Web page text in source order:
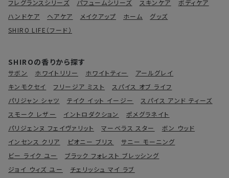
フレグランスシリーズ パフュームシリーズ スキンケア
ボディケア
ハンドケア
ヘアケア メイクアップ ホーム
グッズ
SHIRO LIFE（フード）
SHIROの香りから探す
サボン ホワイトリリー ホワイトティー
アールグレイ
キンモクセイ
フリージア ミスト
スパイス オブ ライフ
パリジャン シャツ
テイク イット イージー
スパイス アンド ティーズ
スモーク レザー
イントロダクション
ポメグラネイト
パリジェンヌ フェイヴァリット
マーベラス スター
ボン ウッド
インセンス クリア
ピオニー ブリス
サニー モーニング
ビー ライク ユー
ブラック フォレスト ブレッシング
ジョイ ウィズ ユー
チェリッシュ マイ ラブ